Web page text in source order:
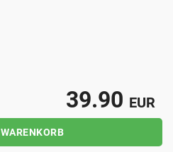
39.90 EUR